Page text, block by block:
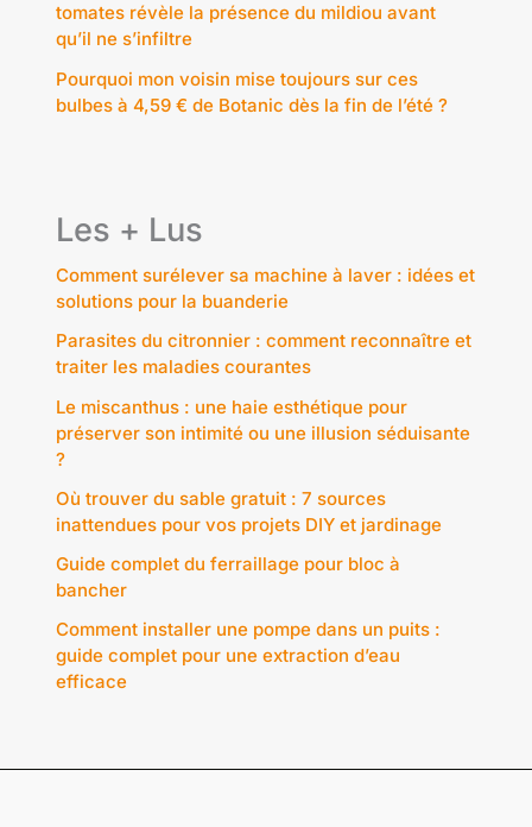
tomates révèle la présence du mildiou avant
qu’il ne s’infiltre
Pourquoi mon voisin mise toujours sur ces
bulbes à 4,59 € de Botanic dès la fin de l’été ?
Les + Lus
Comment surélever sa machine à laver : idées et
solutions pour la buanderie
Parasites du citronnier : comment reconnaître et
traiter les maladies courantes
Le miscanthus : une haie esthétique pour
préserver son intimité ou une illusion séduisante
?
Où trouver du sable gratuit : 7 sources
inattendues pour vos projets DIY et jardinage
Guide complet du ferraillage pour bloc à
bancher
Comment installer une pompe dans un puits :
guide complet pour une extraction d’eau
efficace